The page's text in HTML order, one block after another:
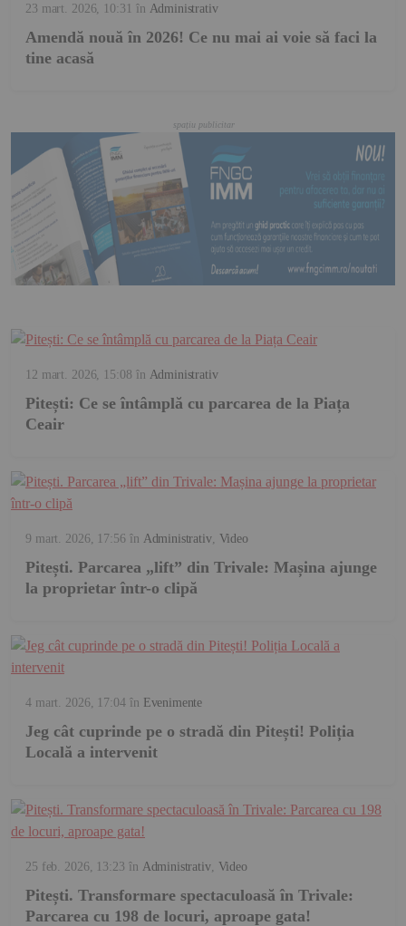
23 mart. 2026, 10:31 în Administrativ
Amendă nouă în 2026! Ce nu mai ai voie să faci la
tine acasă
12 mart. 2026, 15:08 în Administrativ
Pitești: Ce se întâmplă cu parcarea de la Piața
Ceair
9 mart. 2026, 17:56 în Administrativ, Video
Pitești. Parcarea „lift” din Trivale: Mașina ajunge
la proprietar într-o clipă
4 mart. 2026, 17:04în Evenimente
Jeg cât cuprinde pe o stradă din Pitești! Poliția
Locală a intervenit
25 feb. 2026, 13:23 în Administrativ, Video
Pitești. Transformare spectaculoasă în Trivale:
Parcarea cu 198 de locuri, aproape gata!